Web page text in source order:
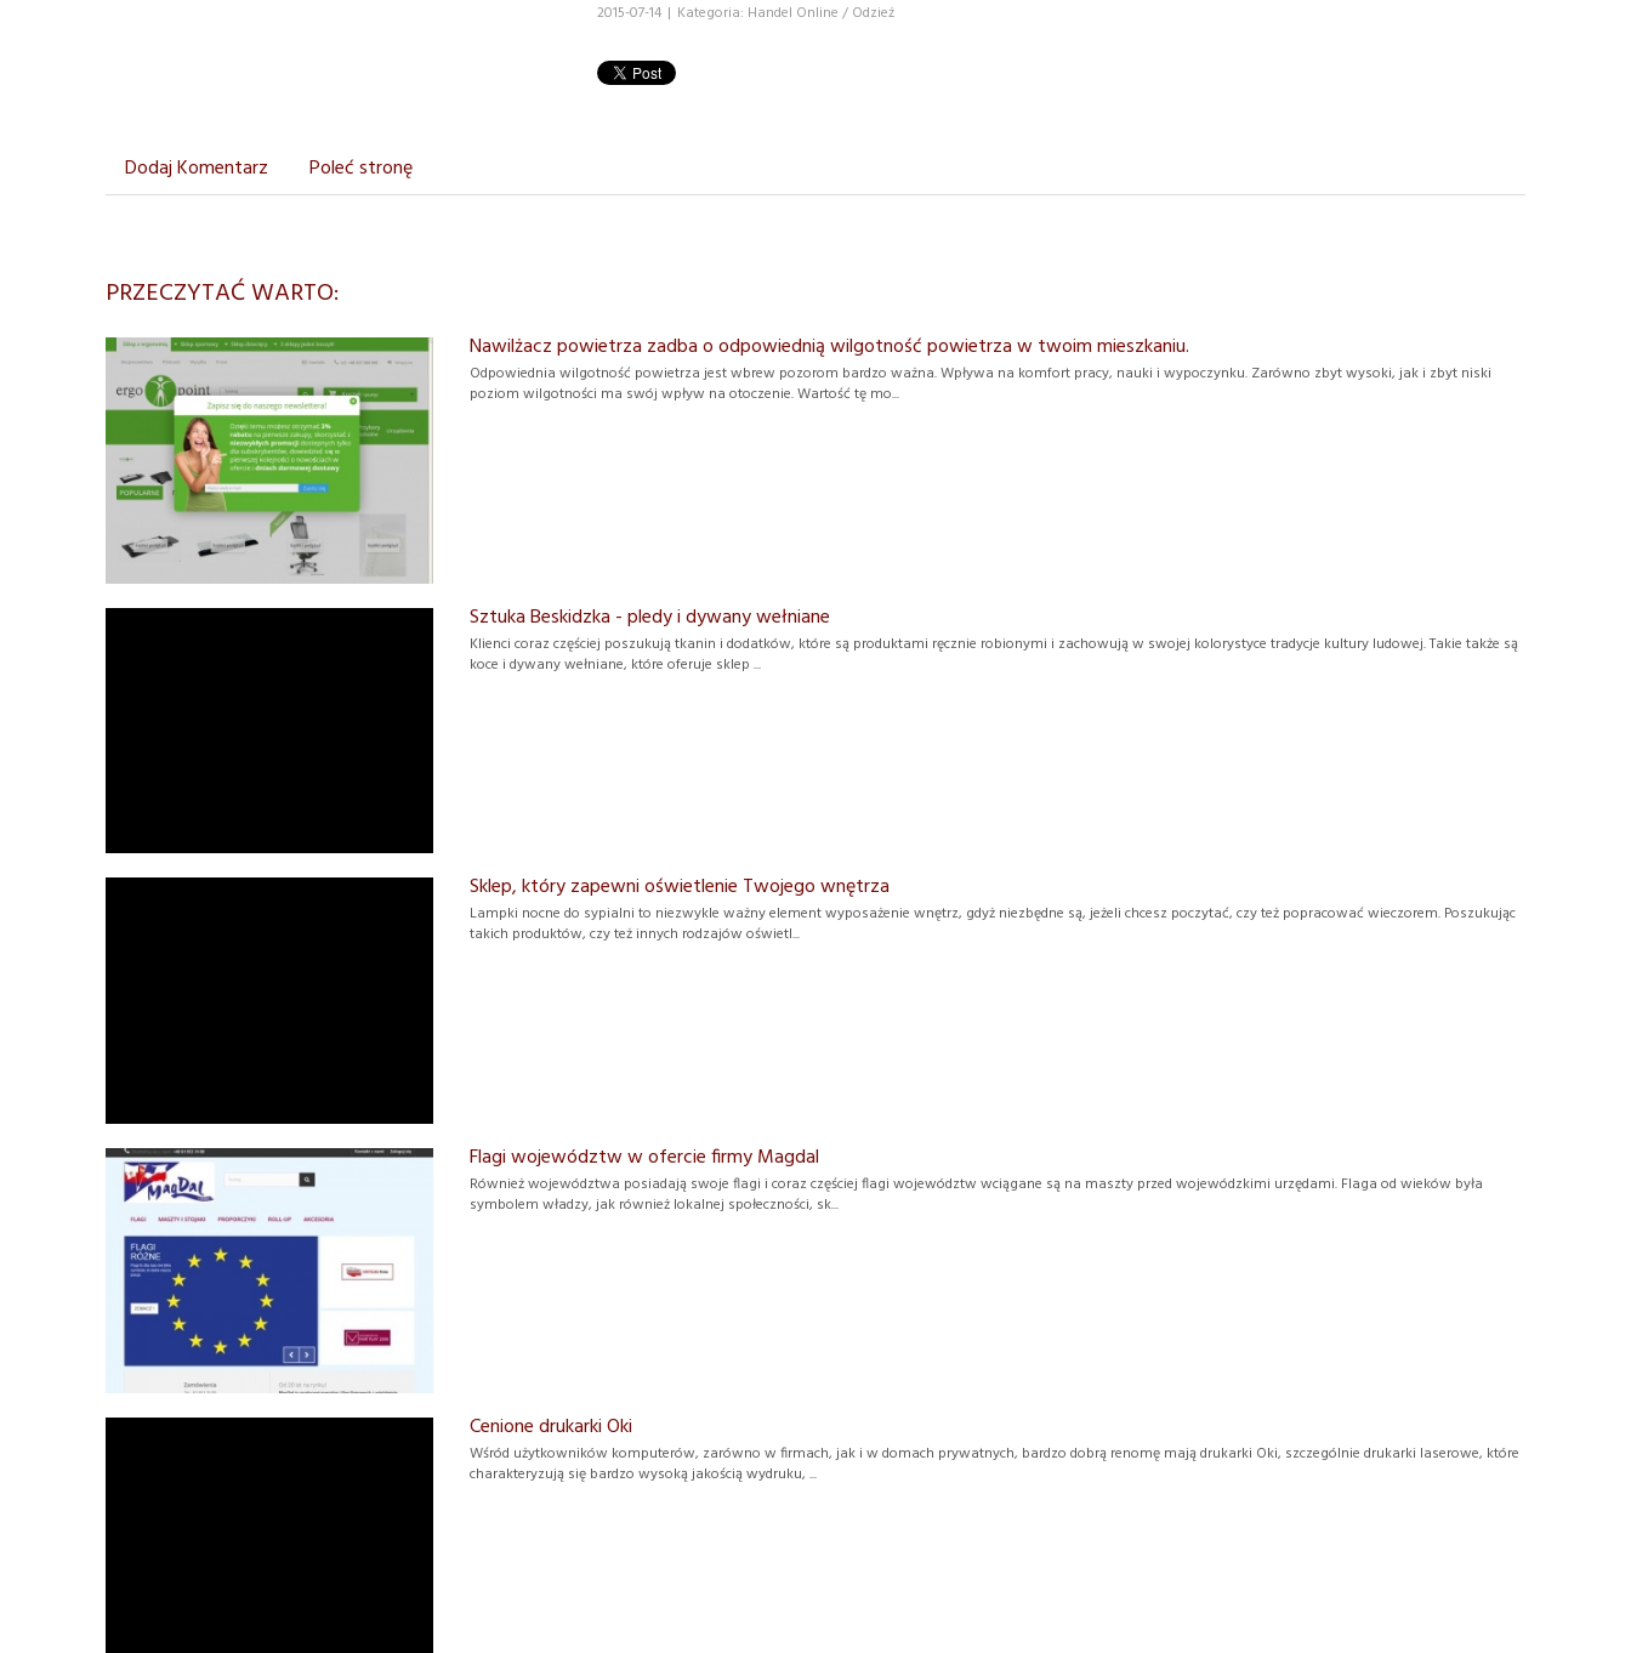
2015-07-14 | Kategoria: Handel Online / Odzież
Dodaj Komentarz Poleć stronę
PRZECZYTAĆ WARTO:
Nawilżacz powietrza zadba o odpowiednią wilgotność powietrza w twoim mieszkaniu.
Odpowiednia wilgotność powietrza jest wbrew pozorom bardzo ważna. Wpływa na komfort pracy, nauki i wypoczynku. Zarówno zbyt wysoki, jak i zbyt niski
poziom wilgotności ma swój wpływ na otoczenie. Wartość tę mo...
Sztuka Beskidzka - pledy i dywany wełniane
Klienci coraz częściej poszukują tkanin i dodatków, które są produktami ręcznie robionymi i zachowują w swojej kolorystyce tradycje kultury ludowej. Takie także są
koce i dywany wełniane, które oferuje sklep ...
Sklep, który zapewni oświetlenie Twojego wnętrza
Lampki nocne do sypialni to niezwykle ważny element wyposażenie wnętrz, gdyż niezbędne są, jeżeli chcesz poczytać, czy też popracować wieczorem. Poszukując
takich produktów, czy też innych rodzajów oświetl...
Flagi województw w ofercie firmy Magdal
Również województwa posiadają swoje flagi i coraz częściej flagi województw wciągane są na maszty przed wojewódzkimi urzędami. Flaga od wieków była
symbolem władzy, jak również lokalnej społeczności, sk...
Cenione drukarki Oki
Wśród użytkowników komputerów, zarówno w firmach, jak i w domach prywatnych, bardzo dobrą renomę mają drukarki Oki, szczególnie drukarki laserowe, które
charakteryzują się bardzo wysoką jakością wydruku, ...